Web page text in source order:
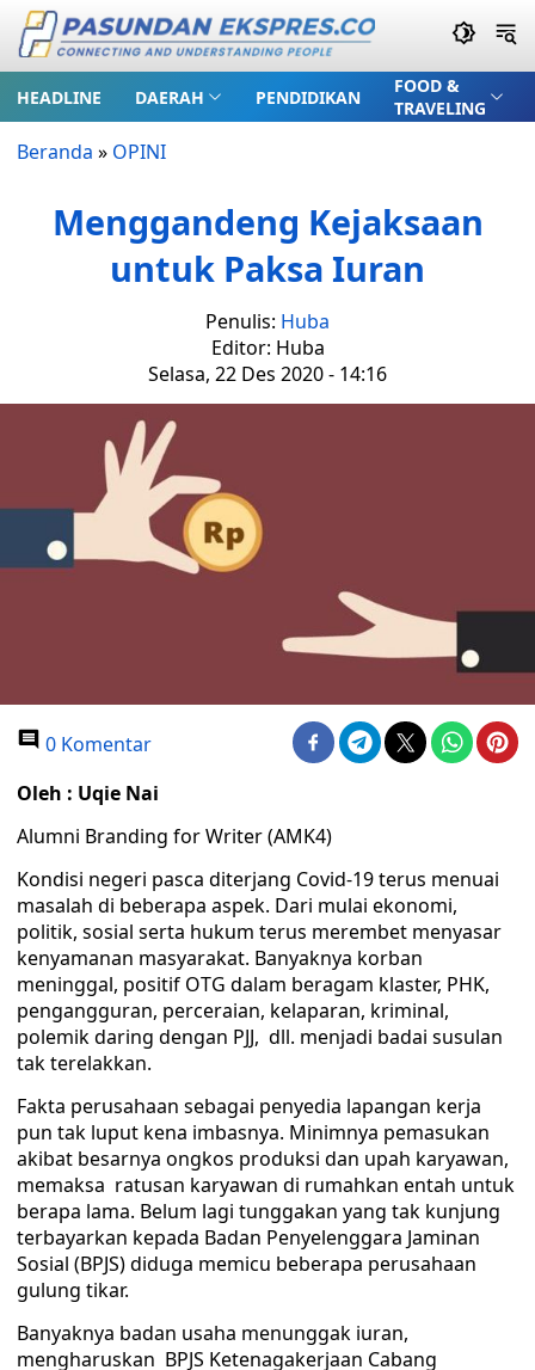
HEADLINE DAERAH PENDIDIKAN
FOOD &
TRAVELING
Beranda » OPINI
Menggandeng Kejaksaan
untuk Paksa Iuran
Penulis: Huba
Editor: Huba
Selasa, 22 Des 2020 - 14:16
0 Komentar
Oleh : Uqie Nai
Alumni Branding for Writer (AMK4)
Kondisi negeri pasca diterjang Covid-19 terus menuai
masalah di beberapa aspek. Dari mulai ekonomi,
politik, sosial serta hukum terus merembet menyasar
kenyamanan masyarakat. Banyaknya korban
meninggal, positif OTG dalam beragam klaster, PHK,
pengangguran, perceraian, kelaparan, kriminal,
polemik daring dengan PJJ, dll. menjadi badai susulan
tak terelakkan.
Fakta perusahaan sebagai penyedia lapangan kerja
pun tak luput kena imbasnya. Minimnya pemasukan
akibat besarnya ongkos produksi dan upah karyawan,
memaksa ratusan karyawan di rumahkan entah untuk
berapa lama. Belum lagi tunggakan yang tak kunjung
terbayarkan kepada Badan Penyelenggara Jaminan
Sosial (BPJS) diduga memicu beberapa perusahaan
gulung tikar.
Banyaknya badan usaha menunggak iuran,
mengharuskan BPJS Ketenagakerjaan Cabang